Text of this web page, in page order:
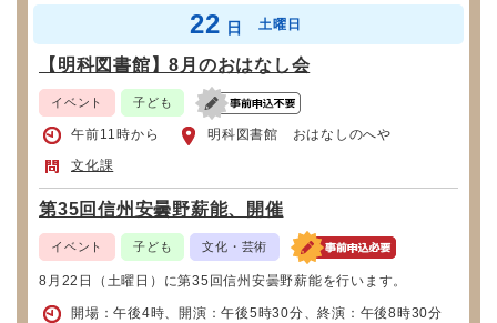
22 日 土曜日
【明科図書館】8月のおはなし会
イベント 子ども
午前11時から
明科図書館 おはなしのへや
文化課
第35回信州安曇野薪能、開催
イベント 子ども 文化・芸術
8月22日（土曜日）に第35回信州安曇野薪能を行います。
開場：午後4時、開演：午後5時30分、終演：午後8時30分